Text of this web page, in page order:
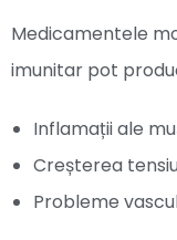
Medicamentele
imunitar pot
Inflamații ale
Creșterea
Probleme